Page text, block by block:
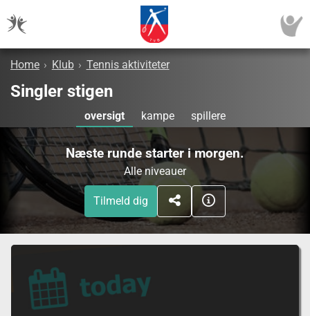
Home › Klub › Tennis aktiviteter
Singler stigen
oversigt kampe spillere
Næste runde starter i morgen.
Alle niveauer
Tilmeld dig